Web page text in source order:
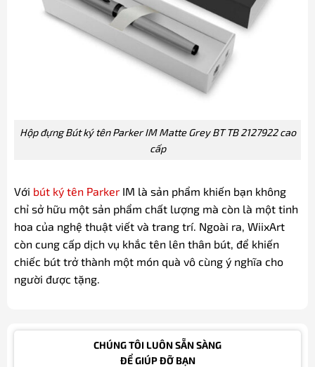
Hộp đựng Bút ký tên Parker IM Matte Grey BT TB 2127922 cao
cấp
Với bút ký tên ParkerIM là sản phẩm khiến bạn không
chỉ sở hữu một sản phẩm chất lượng mà còn là một tinh
hoa của nghệ thuật viết và trang trí. Ngoài ra, WiixArt
còn cung cấp dịch vụ khắc tên lên thân bút, để khiến
chiếc bút trở thành một món quà vô cùng ý nghĩa cho
người được tặng.
CHÚNG TÔI LUÔN SẴN SÀNG
ĐỂ GIÚP ĐỠ BẠN